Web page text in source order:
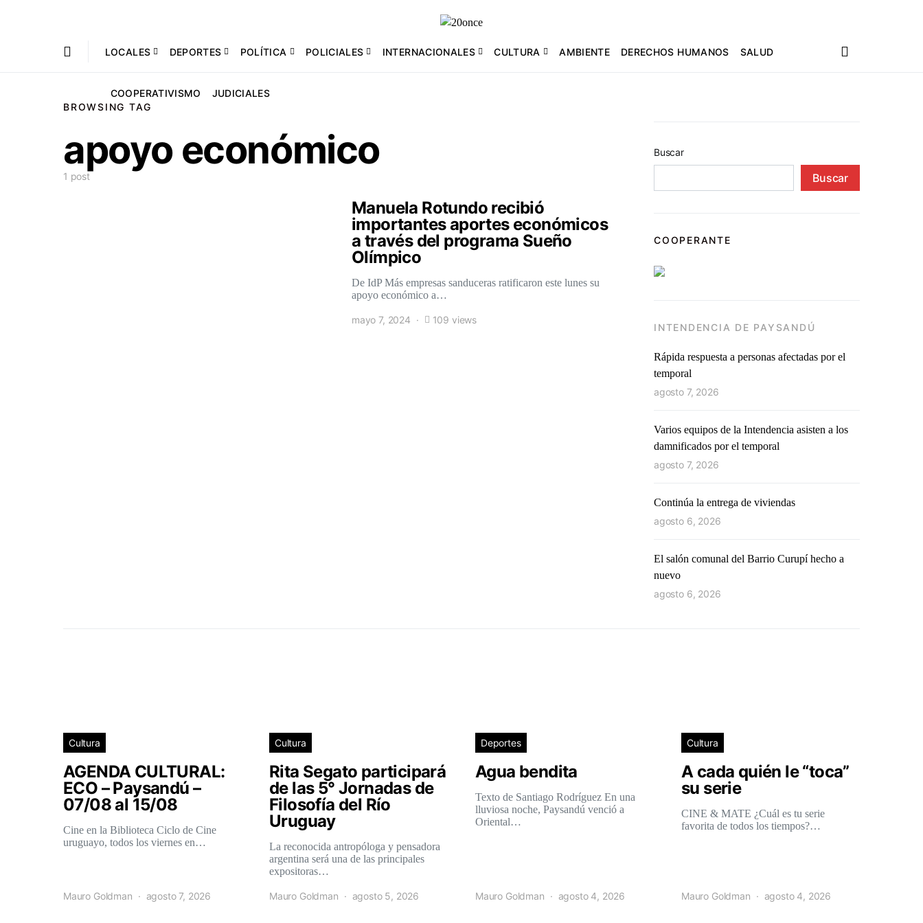
LOCALES DEPORTES POLÍTICA POLICIALES INTERNACIONALES CULTURA AMBIENTE DERECHOS HUMANOS SALUD
COOPERATIVISMO
JUDICIALES
BROWSING TAG
apoyo económico
1 post
Manuela Rotundo recibió
importantes aportes económicos
a través del programa Sueño
Olímpico
De IdP Más empresas sanduceras ratificaron este lunes su
apoyo económico a…
mayo 7, 2024 109 views
Buscar
Buscar
COOPERANTE
INTENDENCIA DE PAYSANDÚ
Rápida respuesta a personas afectadas por el
temporal
agosto 7, 2026
Varios equipos de la Intendencia asisten a los
damnificados por el temporal
agosto 7, 2026
Continúa la entrega de viviendas
agosto 6, 2026
El salón comunal del Barrio Curupí hecho a
nuevo
agosto 6, 2026
Cultura
AGENDA CULTURAL:
ECO – Paysandú –
07/08 al 15/08
Cine en la Biblioteca Ciclo de Cine
uruguayo, todos los viernes en…
Mauro Goldman agosto 7, 2026
Cultura
Rita Segato participará
de las 5° Jornadas de
Filosofía del Río
Uruguay
La reconocida antropóloga y pensadora
argentina será una de las principales
expositoras…
Mauro Goldman agosto 5, 2026
Deportes
Agua bendita
Texto de Santiago Rodríguez En una
lluviosa noche, Paysandú venció a
Oriental…
Mauro Goldman agosto 4, 2026
Cultura
A cada quién le “toca”
su serie
CINE & MATE ¿Cuál es tu serie
favorita de todos los tiempos?…
Mauro Goldman agosto 4, 2026